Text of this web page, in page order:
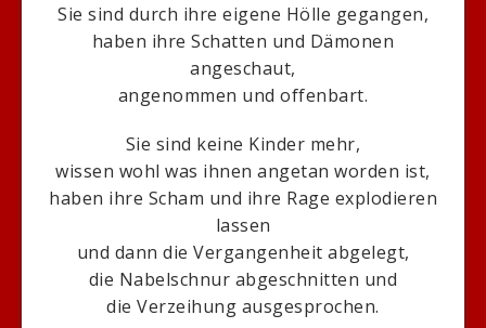
Sie sind durch ihre eigene Hölle gegangen,
haben ihre Schatten und Dämonen
angeschaut,
angenommen und offenbart.
Sie sind keine Kinder mehr,
wissen wohl was ihnen angetan worden ist,
haben ihre Scham und ihre Rage explodieren
lassen
und dann die Vergangenheit abgelegt,
die Nabelschnur abgeschnitten und
die Verzeihung ausgesprochen.